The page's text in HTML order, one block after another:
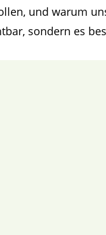
und warum
sondern es